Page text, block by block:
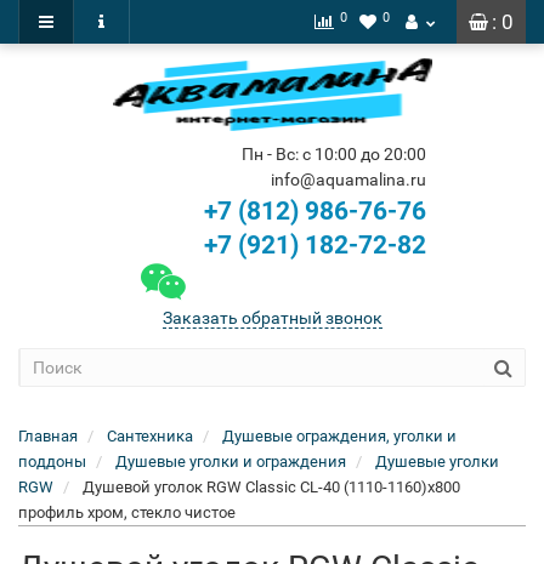
: 0
0 0
Пн - Вс: с 10:00 до 20:00
info@aquamalina.ru
+7 (812) 986-76-76
+7 (921) 182-72-82
Заказать обратный звонок
Главная Сантехника
Душевые ограждения, уголки и
поддоны
Душевые уголки и ограждения
Душевые уголки
RGW
Душевой уголок RGW Classic CL-40 (1110-1160)х800
профиль хром, стекло чистое